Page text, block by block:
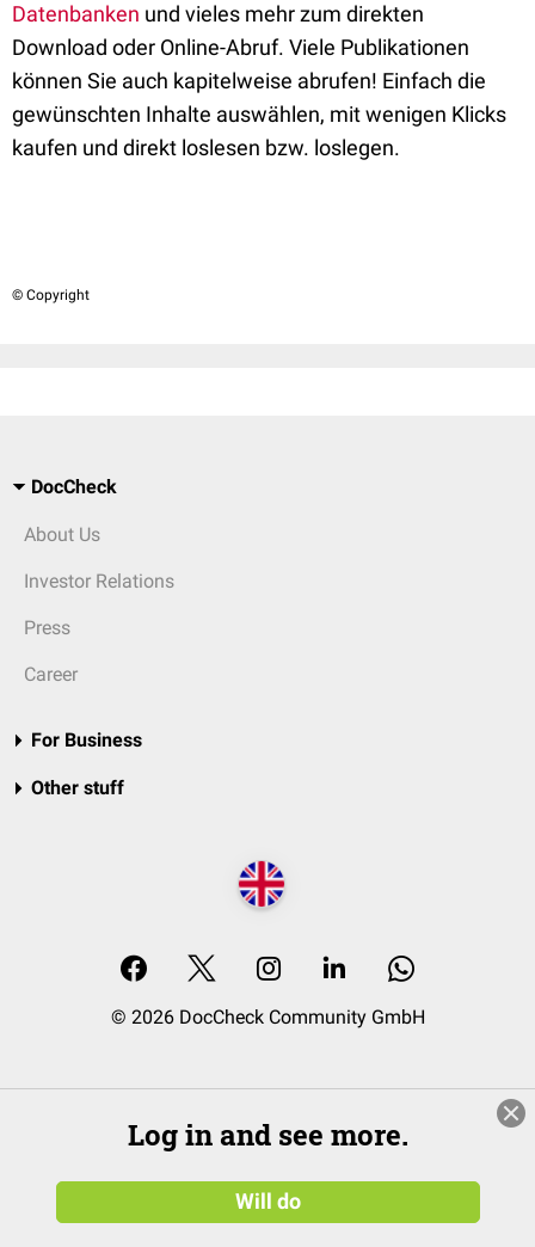
Datenbanken und vieles mehr zum direkten
Download oder Online-Abruf. Viele Publikationen
können Sie auch kapitelweise abrufen! Einfach die
gewünschten Inhalte auswählen, mit wenigen Klicks
kaufen und direkt loslesen bzw. loslegen.
© Copyright
DocCheck
About Us
Investor Relations
Press
Career
For Business
Other stuff
© 2026 DocCheck Community GmbH
Log in and see more.
Will do